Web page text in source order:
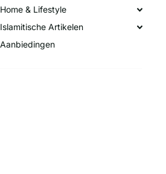
Home & Lifestyle
Islamitische Artikelen
Aanbiedingen